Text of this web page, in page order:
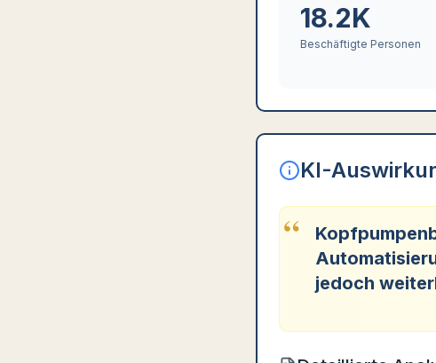
18.2K
Beschäftigte Personen
KI-
“
jedoch